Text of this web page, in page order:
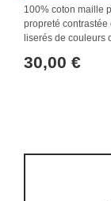
100% coton maille
propreté contrastée
liserés de couleurs
30,00 €